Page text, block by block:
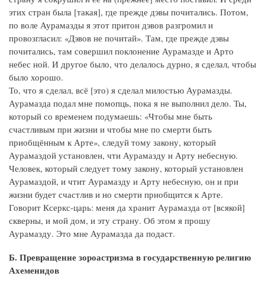
этих стран была [такая], где прежде дэвы почитались. Потом,
по воле Аурамазды я этот притон дэвов разгромил и
провозгласил: «Дэвов не почитай». Там, где прежде дэвы
почитались, там совершил поклонение Аурамазде и Арто
небес ной. И другое было, что делалось дурно, я сделал, чтобы
было хорошо.
То, что я сделал, всё [это) я сделал милостью Аурамазды.
Аурамазда подал мне помопць, пока я не выполнил дело. Ты,
который со временем подумаешь: «Чтобы мне быть
счастливым при жизни и чтобы мне по смерти быть
приобщённым к Арте», следуй тому закону, который
Аурамаздой установлен, чти Аурамазду и Арту небесную.
Человек, который следует тому закону, который установлен
Аурамаздой, и чтит Аурамазду и Арту небесную, он и при
жизни будет счастлив и но смерти приобщится к Арте.
Говорит Ксеркс-царь: меня да хранит Аурамазда от [всякой]
скверны, и мой дом, и эту страну. Об этом я прошу
Аурамазду. Это мне Аурамазда да подаст.
Б. Превращение зороастризма в государственную религию
Ахеменидов